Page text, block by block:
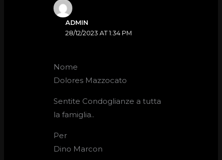
ADMIN
28/12/2023 AT 1:34 PM
Nome
Dolores Mazzocato
Sentite Condoglianze a tutta
la famiglia..
Per
Dino Marcon